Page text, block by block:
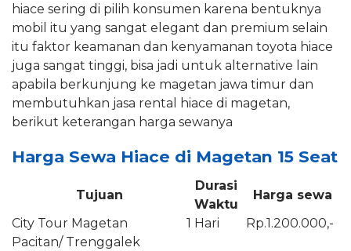
hiace sering di pilih konsumen karena bentuknya
mobil itu yang sangat elegant dan premium selain
itu faktor keamanan dan kenyamanan toyota hiace
juga sangat tinggi, bisa jadi untuk alternative lain
apabila berkunjung ke magetan jawa timur dan
membutuhkan jasa rental hiace di magetan,
berikut keterangan harga sewanya
Harga Sewa Hiace di Magetan 15 Seat
Tujuan
Durasi
Waktu
Harga sewa
City Tour Magetan
1 Hari
Rp.1.200.000,-
Pacitan/ Trenggalek